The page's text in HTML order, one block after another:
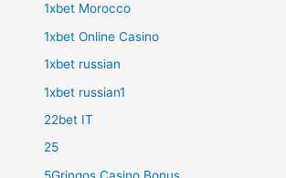
1xbet Morocco
1xbet Online Casino
1xbet russian
1xbet russian1
22bet IT
25
5Gringos Casino Bonus